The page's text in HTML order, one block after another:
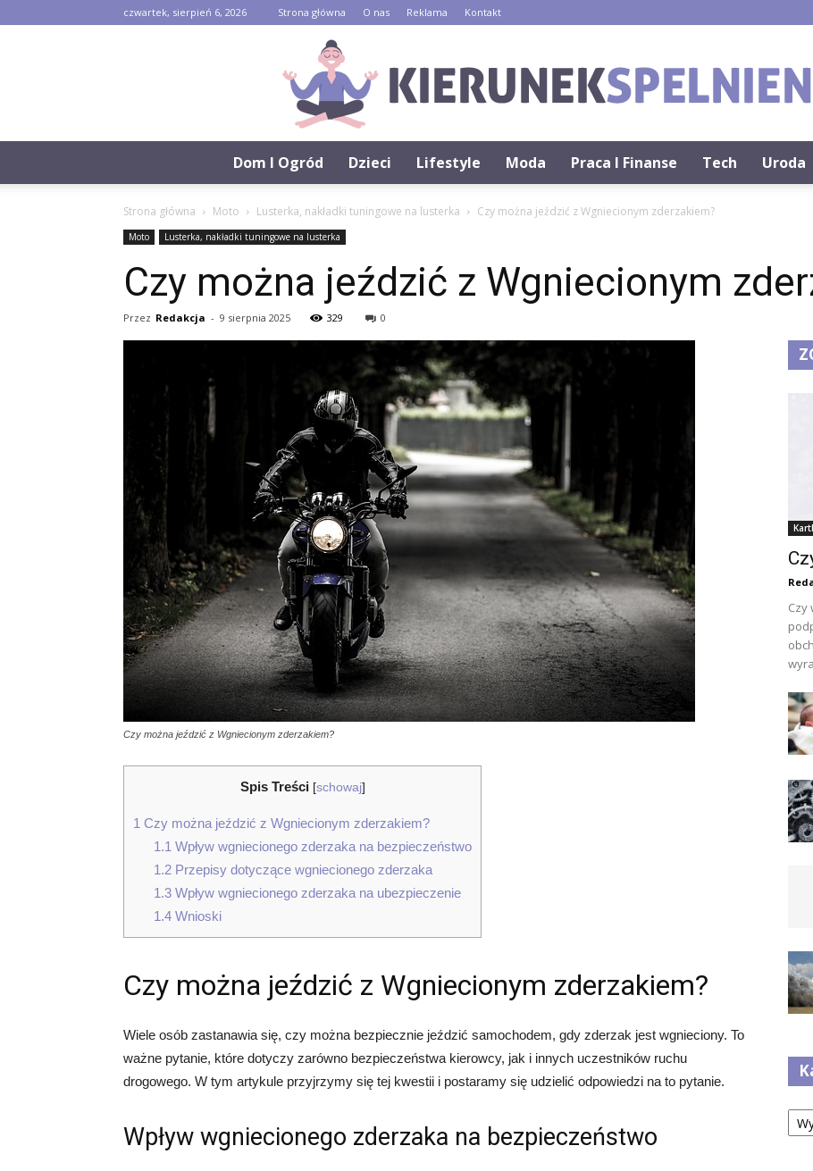
czwartek, sierpień 6, 2026 Strona główna O nas Reklama Kontakt
KierunekSpelnienia.pl
Dom I Ogród Dzieci Lifestyle Moda Praca I Finanse Tech Uroda
Strona główna Moto Lusterka, nakładki tuningowe na lusterka Czy można jeździć z Wgniecionym zderzakiem?
Moto Lusterka, nakładki tuningowe na lusterka
Czy można jeździć z Wgniecionym
Przez Redakcja - 9 sierpnia 2025 329 0
Czy można jeździć z Wgniecionym zderzakiem?
Spis Treści [schowaj]
1 Czy można jeździć z Wgniecionym zderzakiem?
1.1 Wpływ wgniecionego zderzaka na bezpieczeństwo
1.2Przepisy dotyczące wgniecionego zderzaka
1.3Wpływ wgniecionego zderzaka na ubezpieczenie
1.4Wnioski
Czy można jeździć z Wgniecionym zderzakiem?
Wiele osób zastanawia się, czy można bezpiecznie jeździć samochodem, gdy zderzak jest wgnieciony. To
ważne pytanie, które dotyczy zarówno bezpieczeństwa kierowcy, jak i innych uczestników ruchu
drogowego. W tym artykule przyjrzymy się tej kwestii i postaramy się udzielić odpowiedzi na to pytanie.
Wpływ wgniecionego zderzaka na bezpieczeństwo
Czy